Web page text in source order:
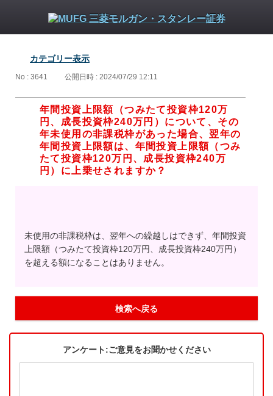
カテゴリー表示
No : 3641 公開日時 : 2024/07/29 12:11
年間投資上限額（つみたて投資枠120万
円、成長投資枠240万円）について、その
年未使用の非課税枠があった場合、翌年の
年間投資上限額は、年間投資上限額（つみ
たて投資枠120万円、成長投資枠240万
円）に上乗せされますか？
未使用の非課税枠は、翌年への繰越しはできず、年間投資
上限額（つみたて投資枠120万円、成長投資枠240万円）
を超える額になることはありません。
検索へ戻る
アンケート:ご意見をお聞かせください